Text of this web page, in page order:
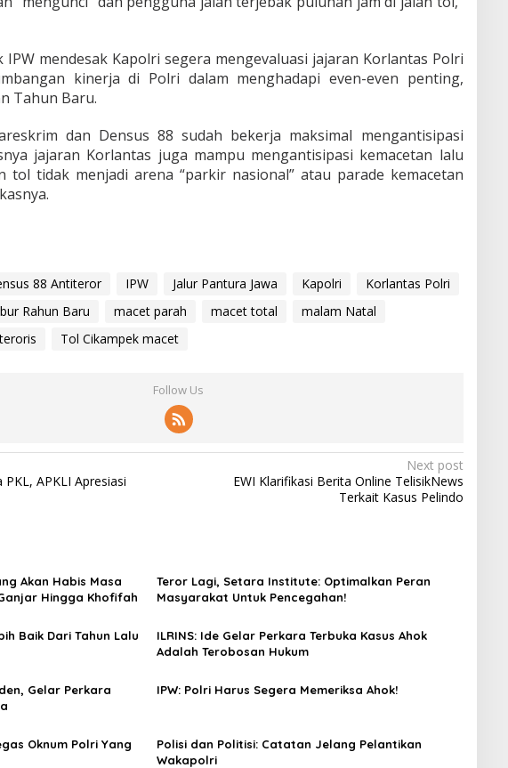
mendesak Kapolri segera mengevaluasi jajaran Korlantas Polri
kinerja di Polri dalam menghadapi even-even penting,
Tahun Baru.
dan Densus 88 sudah bekerja maksimal mengantisipasi
jajaran Korlantas juga mampu mengantisipasi kemacetan lalu
tol tidak menjadi arena “parkir nasional” atau parade kemacetan
88 Antiteror IPW Jalur Pantura Jawa Kapolri
Korlantas Polri
Rahun Baru macet parah macet total
malam Natal
Tol Cikampek macet
Follow Us
APKLI Apresiasi
Next post
EWI Klarifikasi Berita Online TelisikNews
Terkait Kasus Pelindo
Akan Habis Masa
Hingga Khofifah
Teror Lagi, Setara Institute: Optimalkan Peran
Masyarakat Untuk Pencegahan!
Baik Dari Tahun Lalu
ILRINS: Ide Gelar Perkara Terbuka Kasus Ahok
Adalah Terobosan Hukum
Gelar Perkara
IPW: Polri Harus Segera Memeriksa Ahok!
Oknum Polri Yang
Polisi dan Politisi: Catatan Jelang Pelantikan
Wakapolri